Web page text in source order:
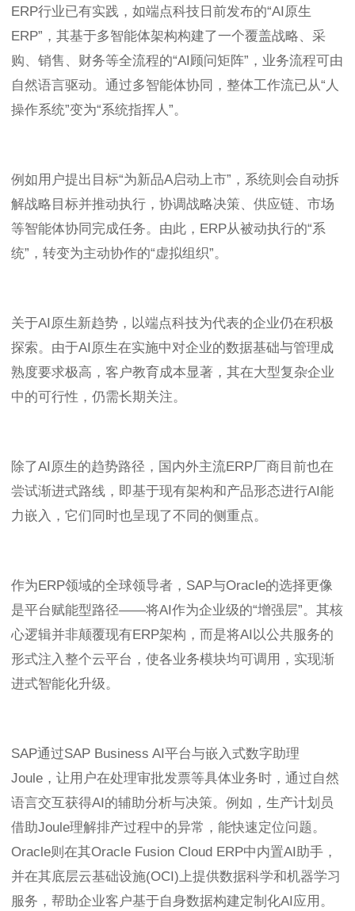
ERP行业已有实践，如端点科技日前发布的“AI原生
ERP”，其基于多智能体架构构建了一个覆盖战略、采
购、销售、财务等全流程的“AI顾问矩阵”，业务流程可由
自然语言驱动。通过多智能体协同，整体工作流已从“人
操作系统”变为“系统指挥人”。
例如用户提出目标“为新品A启动上市”，系统则会自动拆
解战略目标并推动执行，协调战略决策、供应链、市场
等智能体协同完成任务。由此，ERP从被动执行的“系
统”，转变为主动协作的“虚拟组织”。
关于AI原生新趋势，以端点科技为代表的企业仍在积极
探索。由于AI原生在实施中对企业的数据基础与管理成
熟度要求极高，客户教育成本显著，其在大型复杂企业
中的可行性，仍需长期关注。
除了AI原生的趋势路径，国内外主流ERP厂商目前也在
尝试渐进式路线，即基于现有架构和产品形态进行AI能
力嵌入，它们同时也呈现了不同的侧重点。
作为ERP领域的全球领导者，SAP与Oracle的选择更像
是平台赋能型路径——将AI作为企业级的“增强层”。其核
心逻辑并非颠覆现有ERP架构，而是将AI以公共服务的
形式注入整个云平台，使各业务模块均可调用，实现渐
进式智能化升级。
SAP通过SAP Business AI平台与嵌入式数字助理
Joule，让用户在处理审批发票等具体业务时，通过自然
语言交互获得AI的辅助分析与决策。例如，生产计划员
借助Joule理解排产过程中的异常，能快速定位问题。
Oracle则在其Oracle Fusion Cloud ERP中内置AI助手，
并在其底层云基础设施(OCI)上提供数据科学和机器学习
服务，帮助企业客户基于自身数据构建定制化AI应用。